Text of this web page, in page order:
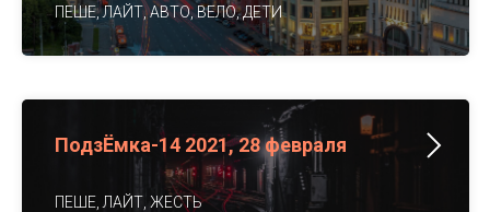
ПЕШЕ, ЛАЙТ, АВТО, ВЕЛО, ДЕТИ
ПодзЁмка-14 2021, 28 февраля
ПЕШЕ, ЛАЙТ, ЖЕСТЬ